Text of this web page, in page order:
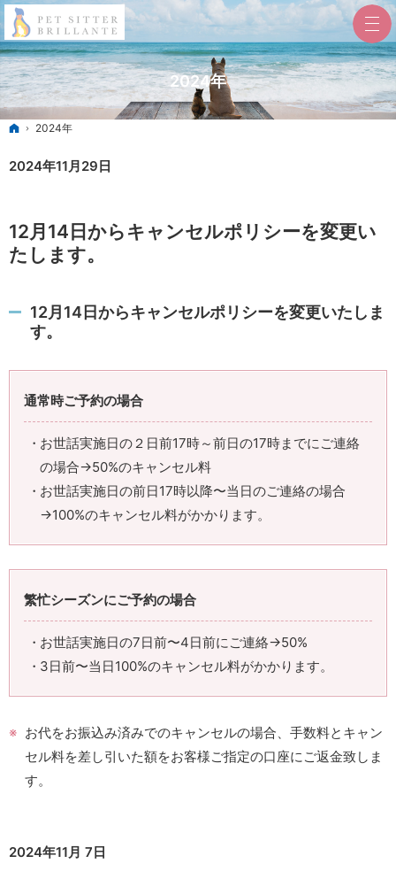
2024年
ホーム
2024年
2024年11月29日
12月14日からキャンセルポリシーを変更い
たします。
12月14日からキャンセルポリシーを変更いたしま
す。
通常時ご予約の場合
お世話実施日の２日前17時～前日の17時までにご連絡
の場合→50%のキャンセル料
お世話実施日の前日17時以降〜当日のご連絡の場合
→100%のキャンセル料がかかります。
繁忙シーズンにご予約の場合
お世話実施日の7日前〜4日前にご連絡→50%
3日前〜当日100%のキャンセル料がかかります。
お代をお振込み済みでのキャンセルの場合、手数料とキャン
セル料を差し引いた額をお客様ご指定の口座にご返金致しま
す。
2024年11月 7日